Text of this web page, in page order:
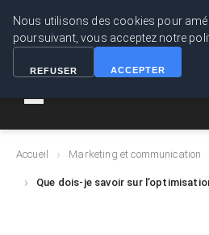
M Zone Studio
Accueil Marketing et communication
Que dois-je savoir sur
Nous utilisons des cookies pour
poursuivant, vous acceptez notre
REFUSER ACCEPTER